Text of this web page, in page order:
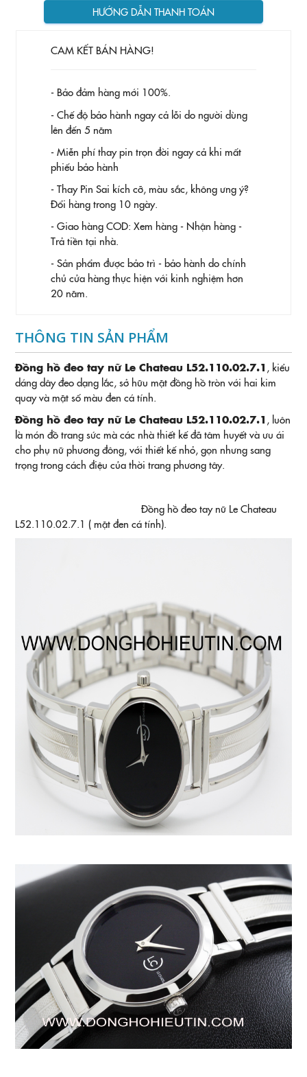
HƯỚNG DẪN THANH TOÁN
CAM KẾT BÁN HÀNG!
- Bảo đảm hàng mới 100%.
- Chế độ bảo hành ngay cả lỗi do người dùng
lên đến 5 năm
- Miễn phí thay pin trọn đời ngay cả khi mất
phiếu bảo hành
- Thay Pin Sai kích cỡ, màu sắc, không ưng ý?
Đổi hàng trong 10 ngày.
- Giao hàng COD: Xem hàng - Nhận hàng -
Trả tiền tại nhà.
- Sản phẩm được bảo trì - bảo hành do chính
chủ cửa hàng thực hiện với kinh nghiệm hơn
20 năm.
THÔNG TIN SẢN PHẨM
Đồng hồ đeo tay nữ Le Chateau L52.110.02.7.1 , kiểu
dáng dây đeo dạng lắc, sở hữu mặt đồng hồ tròn với hai kim
quay và mặt số màu đen cá tính.
Đồng hồ đeo tay nữ Le Chateau L52.110.02.7.1 , luôn
là món đồ trang sức mà các nhà thiết kế đã tâm huyết và ưu ái
cho phụ nữ phương đông, với thiết kế nhỏ, gọn nhưng sang
trọng trong cách điệu của thời trang phương tây.
Đồng hồ đeo tay nữ Le Chateau
L52.110.02.7.1 ( mặt đen cá tính).